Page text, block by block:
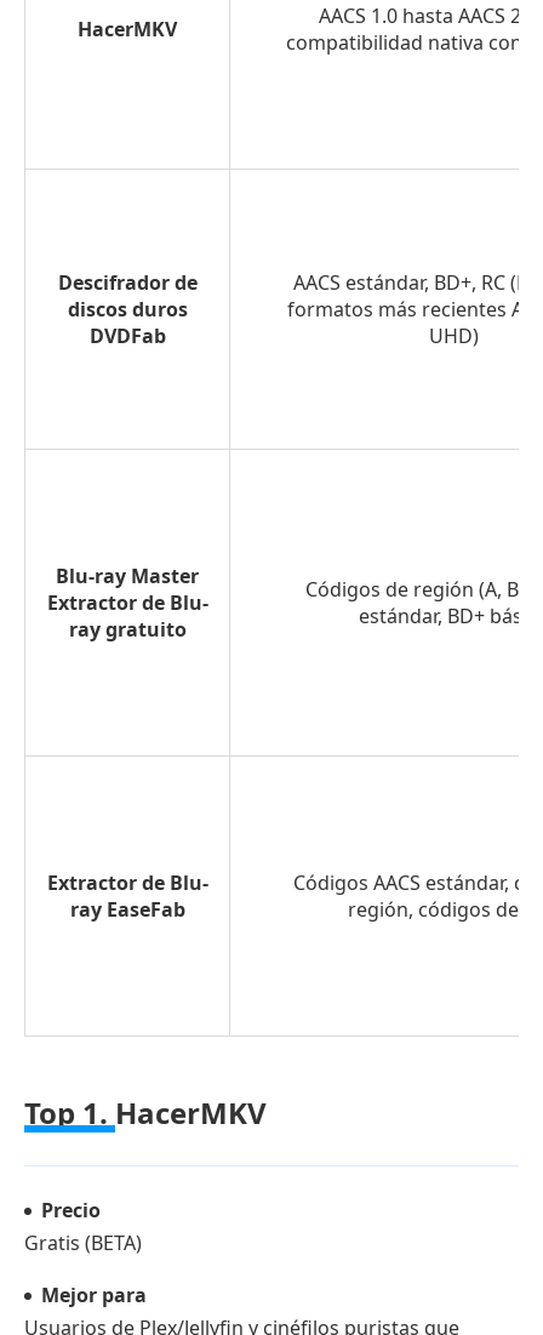
HacerMKV
AACS 1.0 hasta AACS
compatibilidad nativa con
Descifrador de
discos duros
DVDFab
AACS estándar, BD+, RC
formatos más recientes
UHD)
Blu-ray Master
Extractor de Blu-
ray gratuito
Códigos de región (A, B,
estándar, BD+
Extractor de Blu-
ray EaseFab
Códigos AACS estándar,
región, códigos de
Top 1. HacerMKV
Precio
Gratis (BETA)
Mejor para
Usuarios de Plex/Jellyfin y cinéfilos puristas que